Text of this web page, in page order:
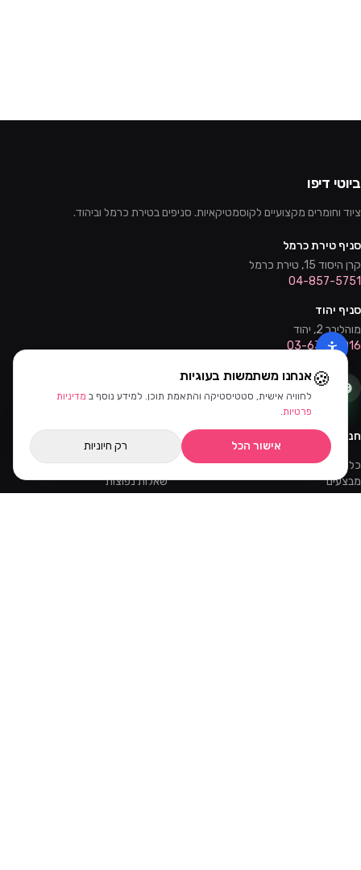
ביוטי דיפו
ציוד וחומרים מקצועיים לקוסמטיקאיות. סניפים בטירת כרמל וביהוד.
סניף טירת כרמל
קרן היסוד 15, טירת כרמל
04-857-5751
סניף יהוד
מוהליבר 2, יהוד
03-632-0016
חנות
כל המוצרים
מבצעים
קורסים והדרכות
צור קשר
שאלות נפוצות
משלוחים
🍪אנחנו משתמשות בעוגיות
לחוויה אישית, סטטיסטיקה והתאמת תוכן. למידע נוסף ב מדיניות
פרטיות.
אישור הכל רק חיוניות